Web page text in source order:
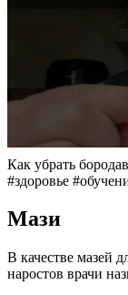
Как убрать
#здоровье
Мази
В качестве мазей
наростов врачи